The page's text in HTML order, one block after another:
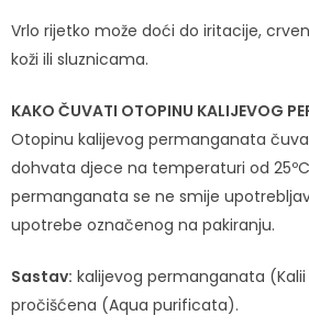
Vrlo rijetko može doći do iritacije,
koži ili sluznicama.
KAKO ČUVATI OTOPINU KALIJEVOG
Otopinu kalijevog permanganata
dohvata djece na temperaturi od
permanganata se ne smije
upotrebe označenog na pakiranju.
Sastav: kalijevog permanganata
pročišćena (Aqua purificata).